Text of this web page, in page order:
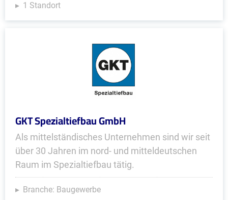
1 Standort
GKT Spezialtiefbau GmbH
Als mittelständisches Unternehmen sind wir seit
über 30 Jahren im nord- und mitteldeutschen
Raum im Spezialtiefbau tätig.
Branche: Baugewerbe